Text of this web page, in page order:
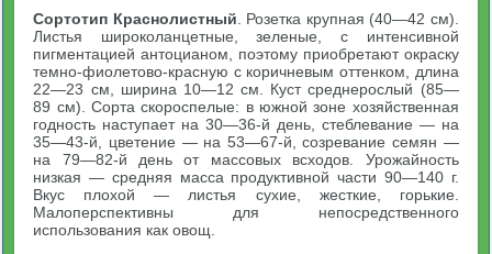
Сортотип Краснолистный . Розетка крупная (40—42 см).
Листья широколанцетные, зеленые, с интенсивной
пигментацией антоцианом, поэтому приобретают окраску
темно-фиолетово-красную с коричневым оттенком, длина
22—23 см, ширина 10—12 см. Куст среднерослый (85—
89 см). Сорта скороспелые: в южной зоне хозяйственная
годность наступает на 30—36-й день, стеблевание — на
35—43-й, цветение — на 53—67-й, созревание семян —
на 79—82-й день от массовых всходов. Урожайность
низкая — средняя масса продуктивной части 90—140 г.
Вкус плохой — листья сухие, жесткие, горькие.
Малоперспективны для непосредственного
использования как овощ.